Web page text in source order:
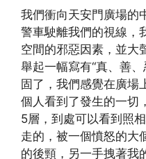
我們衝向天安門廣場的
警車駛離我們的視線，
空間的邪惡因素，並大
舉起一幅寫有“真、善
固了，我們感覺在廣場
個人看到了發生的一切
5層，到處可以看到照
走的，被一個憤怒的大
的後頸，另一手拽著我